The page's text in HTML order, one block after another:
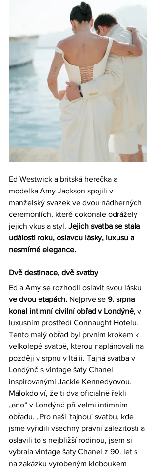
Ed Westwick a britská herečka a
modelka Amy Jackson spojili v
manželský svazek ve dvou nádherných
ceremoniích, které dokonale odrážely
jejich vkus a styl. Jejich svatba se stala
událostí roku, oslavou lásky, luxusu a
nesmírné elegance.
Dvě destinace, dvě svatby
Ed a Amy se rozhodli oslavit svou lásku
ve dvou etapách. Nejprve se 9. srpna
konal intimní civilní obřad v Londýně, v
luxusním prostředí Connaught Hotelu.
Tento malý obřad byl prvním krokem k
velkolepé svatbě, kterou naplánovali na
později v srpnu v Itálii. Tajná svatba v
Londýně s vintage šaty Chanel
inspirovanými Jackie Kennedyovou.
Málokdo ví, že ti dva oficiálně řekli
„ano“ v Londýně při velmi intimním
obřadu. „Pro naši 'tajnou' svatbu, kde
jsme vyřídili všechny právní záležitosti a
oslavili to s nejbližší rodinou, jsem si
vybrala vintage šaty Chanel z 90. let s
na zakázku vyrobeným kloboukem